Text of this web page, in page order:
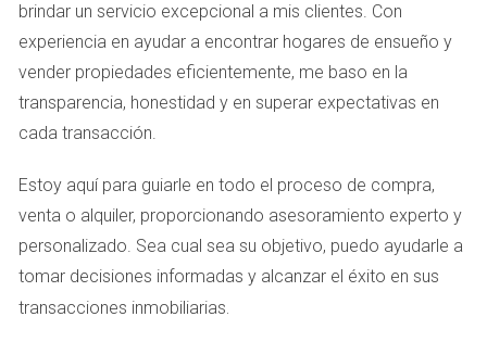
(IRS). Este porcentaje puede variar dependiendo de
ciertos factores, como el tipo de propiedad y la situación
fiscal del vendedor. Además, existen excepciones y
reducciones a esta retención que pueden aplicar en
situaciones específicas. Por ejemplo, si el precio de venta
usar la propiedad como residencia principal, no se
requiere la retención.
Casos Prácticos
brindar un servicio excepcional a mis clientes. Con
experiencia en ayudar a encontrar hogares de ensueño y
vender propiedades eficientemente, me baso en la
transparencia, honestidad y en superar expectativas en
cada transacción.
Estoy aquí para guiarle en todo el proceso de compra,
venta o alquiler, proporcionando asesoramiento experto y
personalizado. Sea cual sea su objetivo, puedo ayudarle a
tomar decisiones informadas y alcanzar el éxito en sus
transacciones inmobiliarias